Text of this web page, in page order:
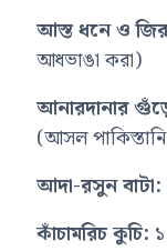
আস্ত ধনে ও
আধভাঙা করা)
আনারদানার
(আসল
আদা-রসুন বাটা:
কাঁচামরিচ কুচি: